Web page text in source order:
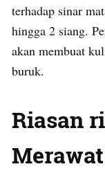
terhadap sinar
hingga 2 siang.
akan membuat
buruk.
Riasan